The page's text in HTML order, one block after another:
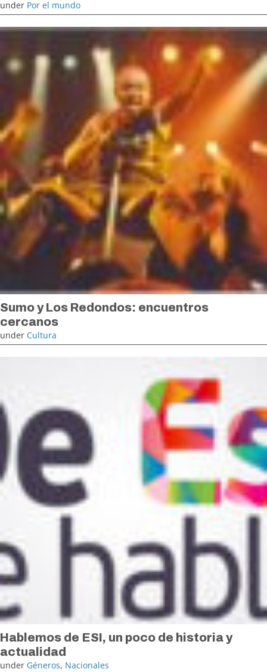
under Por el mundo
Sumo y Los Redondos: encuentros
cercanos
under Cultura
Hablemos de ESI, un poco de historia y
actualidad
under Géneros, Nacionales